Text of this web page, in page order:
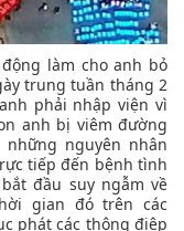
làm cho anh bỏ
trung tuần tháng 2
phải nhập viện vì
anh bị viêm đường
nguyên nhân
tiếp đến bệnh tình
đầu suy ngẫm về
gian đó trên các
phát các thông điệp